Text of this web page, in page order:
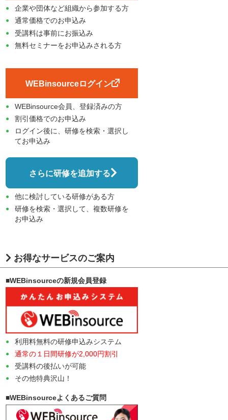
企業や団体など組織から参加する方
通常価格でのお申込み
受講料は事前にお振込み
無料セミナーをお申込みされる方
WEBinsourceログイン
WEBinsource会員、登録済みの方
割引価格でのお申込み
ログイン後に、研修を検索・選択し
てお申込み
さらに研修を追加する
他に検討している研修がある方
研修を検索・選択して、複数研修を
お申込み
お得なサービスのご案内
■WEBinsourceの新規会員登録
利用料無料の研修申込みシステム
通常の１日間研修が2,000円割引
受講料の後払いが可能
その他特典沢山！
■WEBinsourceよくあるご質問